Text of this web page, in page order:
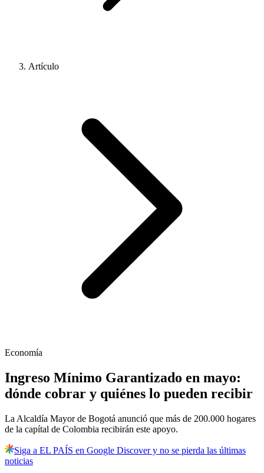
Artículo
Economía
Ingreso Mínimo Garantizado en mayo:
dónde cobrar y quiénes lo pueden recibir
La Alcaldía Mayor de Bogotá anunció que más de 200.000 hogares
de la capítal de Colombia recibirán este apoyo.
Siga a EL PAÍS en Google Discover y no se pierda las últimas
noticias